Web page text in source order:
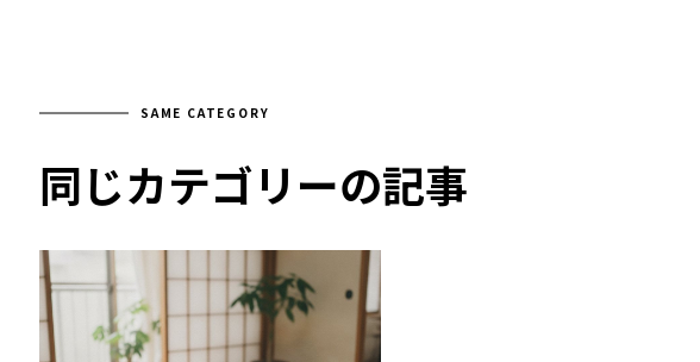
SAME CATEGORY
同じカテゴリーの記事